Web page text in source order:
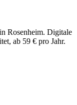
Rosenheim. Digitale
ab 59 € pro Jahr.